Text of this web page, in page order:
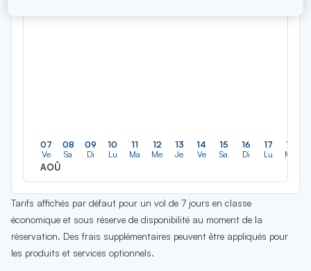
07
Ve
AOÛ
08
Sa
09
Di
10
Lu
11
Ma
12
Me
13
Je
14
Ve
15
Sa
16
Di
17
Lu
18
Ma
Tarifs affichés par défaut pour un vol de 7 jours en classe
économique et sous réserve de disponibilité au moment de la
réservation. Des frais supplémentaires peuvent être appliqués pour
les produits et services optionnels.